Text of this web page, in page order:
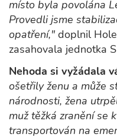
místo byla povolána
Provedli jsme
opatření," doplnil
zasahovala jednotka
Nehoda si vyžádala
ošetřily ženu a může
národnosti, žena
muž těžká zranění se
transportován na